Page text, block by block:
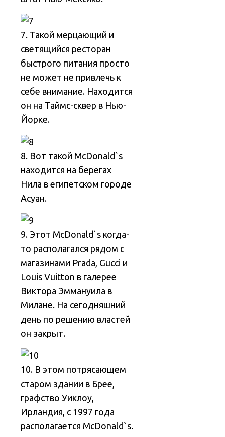
7. Такой мерцающий и
светящийся ресторан
быстрого питания просто
не может не привлечь к
себе внимание. Находится
он на Таймс-сквер в Нью-
Йорке.
8. Вот такой McDonald`s
находится на берегах
Нила в египетском городе
Асуан.
9. Этот McDonald`s когда-
то располагался рядом с
магазинами Prada, Gucci и
Louis Vuitton в галерее
Виктора Эммануила в
Милане. На сегодняшний
день по решению властей
он закрыт.
10. В этом потрясающем
старом здании в Брее,
графство Уиклоу,
Ирландия, с 1997 года
располагается McDonald`s.